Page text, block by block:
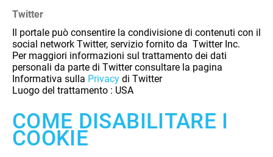
Twitter
Il portale può consentire la condivisione di contenuti con il
social network Twitter, servizio fornito da Twitter Inc.
Per maggiori informazioni sul trattamento dei dati
personali da parte di Twitter consultare la pagina
Informativa sulla Privacy di Twitter
Luogo del trattamento : USA
COME DISABILITARE I
COOKIE